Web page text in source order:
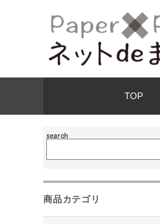
TOP
商品カテゴリ